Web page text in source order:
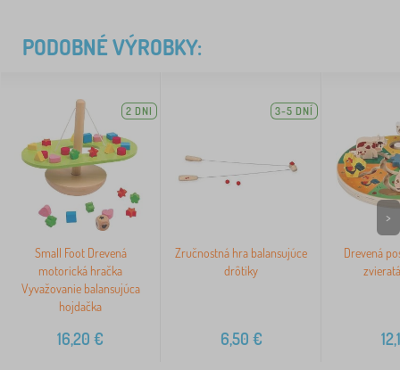
PODOBNÉ VÝROBKY:
2 DNI
Small Foot Drevená
motorická hračka
Vyvažovanie balansujúca
hojdačka
16,20 €
3-5 DNÍ
Zručnostná hra balansujúce
drôtiky
6,50 €
Drevená
>